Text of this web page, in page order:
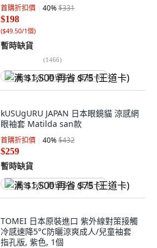
首購折扣價 40%$331
$198
($49.50/1個)
暫時缺貨
(1466)
满 $1,500 再省 $75 (王道卡)
kUSUgURU JAPAN 日本眼鏡貓 涼感網
眼袖套 Matilda san款
首購折扣價 40%$432
$259
暫時缺貨
满 $1,500 再省 $75 (王道卡)
TOMEI 日本原裝進口 紫外線對策接觸
冷感速降5°C防曬涼爽成人/兒童袖套
指孔版, 紫色, 1個